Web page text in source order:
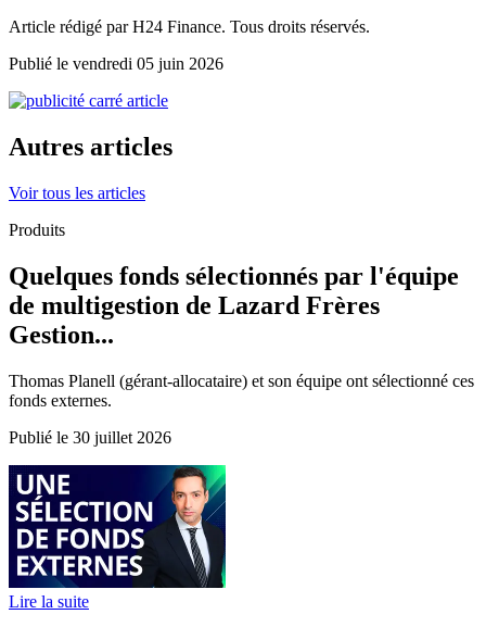
Article rédigé par H24 Finance. Tous droits réservés.
Publié le vendredi 05 juin 2026
Autres articles
Voir tous les articles
Produits
Quelques fonds sélectionnés par l'équipe
de multigestion de Lazard Frères
Gestion...
Thomas Planell (gérant-allocataire) et son équipe ont sélectionné ces
fonds externes.
Publié le 30 juillet 2026
Lire la suite